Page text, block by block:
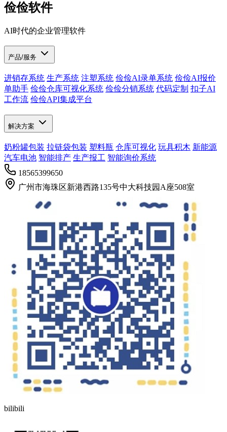
俭俭软件
AI时代的企业管理软件
产品/服务
进销存系统 生产系统 注塑系统 俭俭AI录单系统 俭俭AI报价
单助手 俭俭仓库可视化系统 俭俭分销系统 代码定制 扣子AI
工作流 俭俭API集成平台
解决方案
奶粉罐包装 拉链袋包装 塑料瓶 仓库可视化 玩具积木 新能源
汽车电池 智能排产 生产报工 智能询价系统
18565399650
广州市海珠区新港西路135号中大科技园A座508室
bilibili